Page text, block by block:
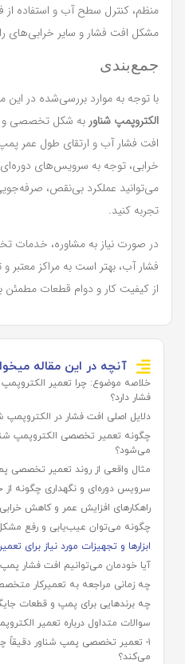
منظم، کنترل سطح آب و استفاده از
مشکل افت فشار و سایر خرابی‌های
جمع‌بندی
با توجه به موارد بررسی‌شده در این
الکتروپمپ شناور به شکل تخصصی و
افت فشار آب و ارتقای طول عمر
خرابی، توجه به سرویس‌های
می‌توانید عملکرد بی‌نقص،
تجربه کنید.
در صورت نیاز به مشاوره، خدمات
فشار آب، بهتر است به مراکز معتبر و
از کیفیت کار و دوام قطعات مطمئن
آنچه در این مقاله
خلاصه موضوع: چرا تعمیر
فشار دارد؟
دلایل اصلی افت فشار در
چگونه تعمیر تخصصی الکتروپمپ
می‌شود؟
مثال واقعی از روند تعمیر تخصصی
سرویس دوره‌ای و نگهداری چگونه از
راهکارهای افزایش عمر و کاهش
چگونه می‌توان عیب‌یابی و رفع مشکل
ابزارها و تجهیزات مورد نیاز برای
آیا خودمان می‌توانیم افت فشار پمپ
چه زمانی مراجعه به تعمیرکار
چه برندهایی برای پمپ و قطعات
سوالات متداول درباره تعمیر
۱- تعمیر تخصصی پمپ شناور دقیقاً
می‌کند؟